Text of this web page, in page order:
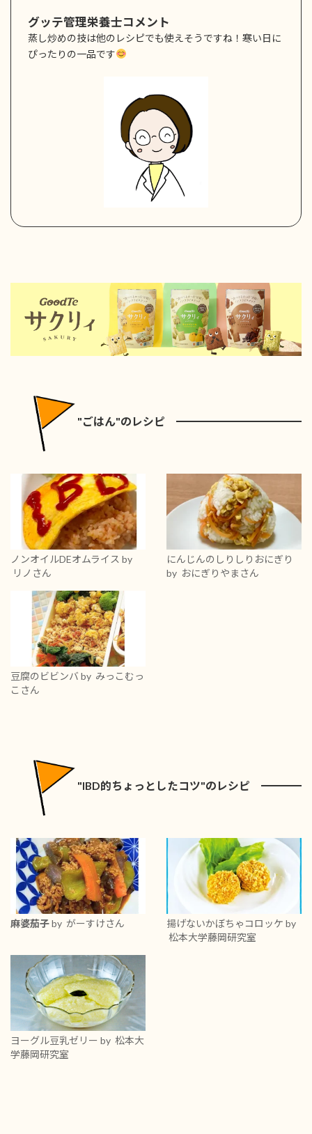
グッテ管理栄養士コメント
蒸し炒めの技は他のレシピでも使えそうですね！寒い日に
ぴったりの一品です
"ごはん"のレシピ
ノンオイルDEオムライス by
リノさん
にんじんのしりしりおにぎり
by おにぎりやまさん
豆腐のビビンバby みっこむっ
こさん
"IBD的ちょっとしたコツ"のレシピ
麻婆茄子by がーすけさん 揚げないかぼちゃコロッケ by
松本大学藤岡研究室
ヨーグル豆乳ゼリー by 松本大
学藤岡研究室